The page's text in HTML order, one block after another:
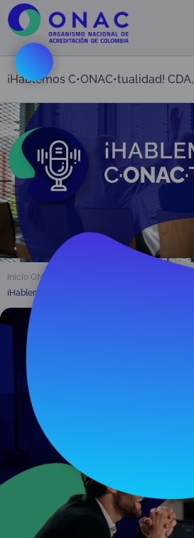
¡Hablemos C•ONAC•tualidad!
Inicio ONAC
¡Hablemos C•ONAC•tualidad! CDA, CRC y OIN